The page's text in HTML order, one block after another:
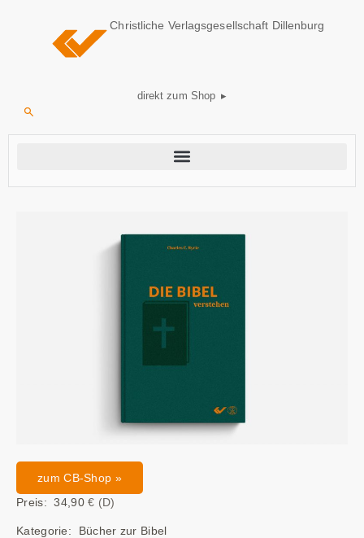
Christliche Verlagsgesellschaft Dillenburg
direkt zum Shop ▸
zum CB-Shop »
Preis: 34,90€ (D)
Kategorie: Bücher zur Bibel